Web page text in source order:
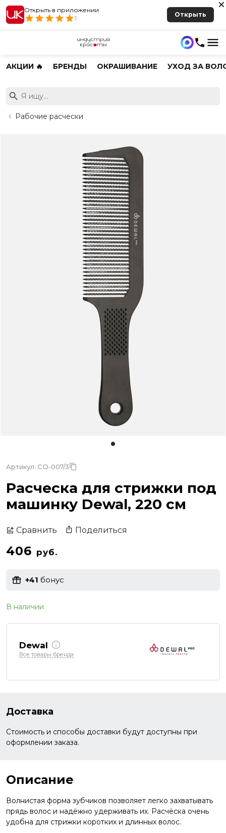
Открыть в приложении
1
Открыть
АКЦИИ 🔥 БРЕНДЫ ОКРАШИВАНИЕ УХОД ЗА
Рабочие расчески
Артикул: CO-007/3
Расческа для стрижки под
машинку Dewal, 220 см
Сравнить Поделиться
406 руб.
+41 бонус
В наличии
Dewal
Все товары бренда
Доставка
Стоимость и способы доставки будут доступны при
оформлении заказа.
Описание
Волнистая форма зубчиков позволяет легко захватывать
прядь волос и надёжно удерживать их. Расчёска очень
удобна для стрижки коротких и длинных волос.